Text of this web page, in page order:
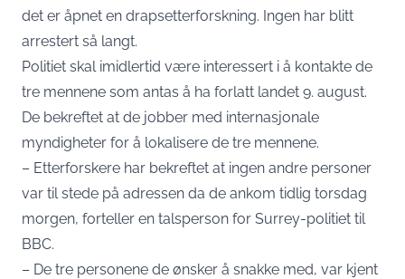
det er åpnet en drapsetterforskning. Ingen har blitt
arrestert så langt.
Politiet skal imidlertid være interessert i å kontakte de
tre mennene som antas å ha forlatt landet 9. august.
De bekreftet at de jobber med internasjonale
myndigheter for å lokalisere de tre mennene.
– Etterforskere har bekreftet at ingen andre personer
var til stede på adressen da de ankom tidlig torsdag
morgen, forteller en talsperson for Surrey-politiet til
BBC.
– De tre personene de ønsker å snakke med, var kjent